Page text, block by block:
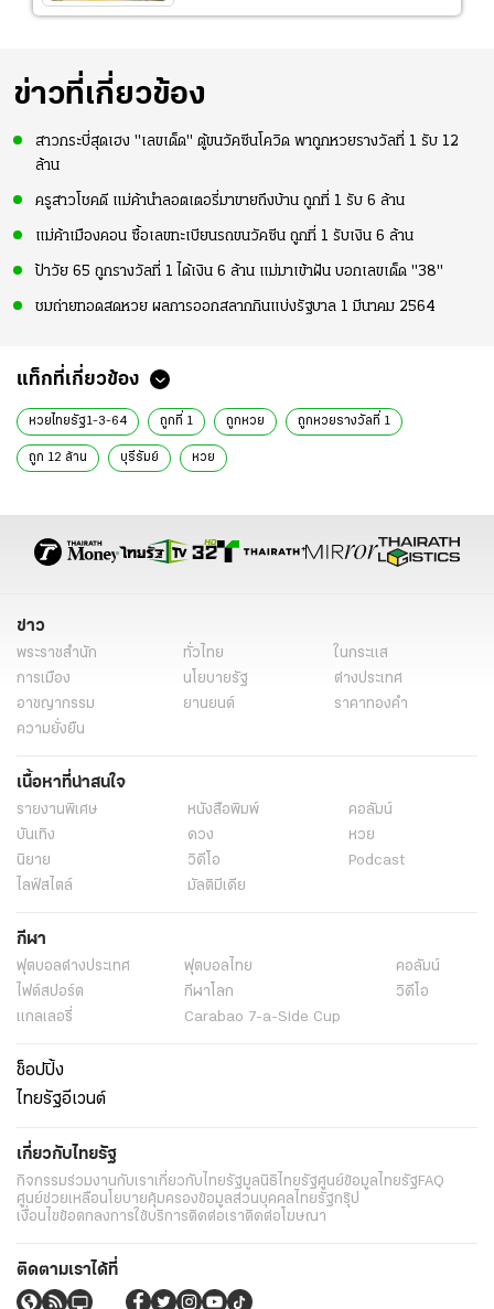
ข่าวที่เกี่ยวข้อง
สาวกระบี่สุดเฮง "เลขเด็ด" ตู้ขนวัคซีนโควิด พาถูกหวยรางวัลที่ 1 รับ 12
ล้าน
ครูสาวโชคดี แม่ค้านำลอตเตอรี่มาขายถึงบ้าน ถูกที่ 1 รับ 6 ล้าน
แม่ค้าเมืองคอน ซื้อเลขทะเบียนรถขนวัคซีน ถูกที่ 1 รับเงิน 6 ล้าน
ป้าวัย 65 ถูกรางวัลที่ 1 ได้เงิน 6 ล้าน แม่มาเข้าฝัน บอกเลขเด็ด "38"
ชมถ่ายทอดสดหวย ผลการออกสลากกินแบ่งรัฐบาล 1 มีนาคม 2564
แท็กที่เกี่ยวข้อง
หวยไทยรัฐ1-3-64 ถูกที่ 1 ถูกหวย ถูกหวยรางวัลที่ 1
ถูก 12 ล้าน บุรีรัมย์ หวย
ข่าว
พระราชสำนัก ทั่วไทย
ในกระแส
การเมือง
นโยบายรัฐ
ต่างประเทศ
อาชญากรรม
ยานยนต์
ราคาทองคำ
ความยั่งยืน
เนื้อหาที่น่าสนใจ
รายงานพิเศษ หนังสือพิมพ์
คอลัมน์
บันเทิง
ดวง
หวย
นิยาย
วิดีโอ
Podcast
ไลฟ์สไตล์
มัลติมีเดีย
กีฬา
ฟุตบอลต่่างประเทศ ฟุตบอลไทย
คอลัมน์
ไฟต์สปอร์ต
กีฬาโลก
วิดีโอ
แกลเลอรี่
Carabao 7-a-Side Cup
ช็อปปิ้ง
ไทยรัฐอีเวนต์
เกี่ยวกับไทยรัฐ
กิจกรรมร่วมงานกับเราเกี่ยวกับไทยรัฐมูลนิธิไทยรัฐศูนย์ข้อมูลไทยรัฐFAQ
ศูนย์ช่วยเหลือนโยบายคุ้มครองข้อมูลส่วนบุคคลไทยรัฐกรุ๊ป
เงื่อนไขข้อตกลงการใช้บริการติดต่อเราติดต่อโฆษณา
ติดตามเราได้ที่